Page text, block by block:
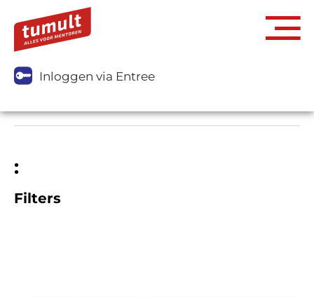
Inloggen via Entree
:
Filters